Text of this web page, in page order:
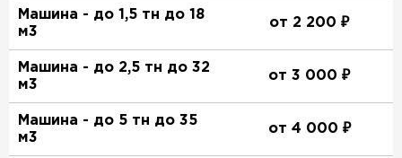
Машина - до 1,5 тн до 18
м3
от 2 200 ₽
Машина - до 2,5 тн до 32
м3
от 3 000 ₽
Машина - до 5 тн до 35
м3
от 4 000 ₽